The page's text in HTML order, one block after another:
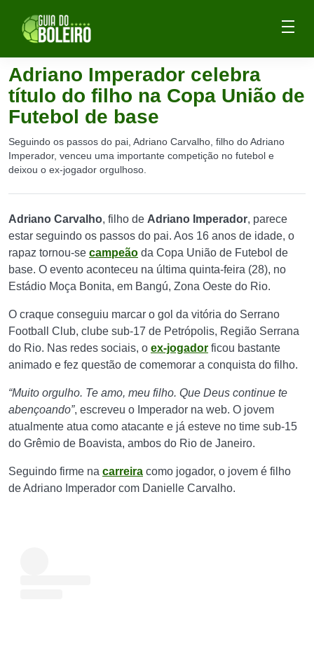
Adriano Imperador celebra
título do filho na Copa União de
Futebol de base
Seguindo os passos do pai, Adriano Carvalho, filho do Adriano
Imperador, venceu uma importante competição no futebol e
deixou o ex-jogador orgulhoso.
Adriano Carvalho, filho de Adriano Imperador, parece
estar seguindo os passos do pai. Aos 16 anos de idade, o
rapaz tornou-se campeão da Copa União de Futebol de
base. O evento aconteceu na última quinta-feira (28), no
Estádio Moça Bonita, em Bangú, Zona Oeste do Rio.
O craque conseguiu marcar o gol da vitória do Serrano
Football Club, clube sub-17 de Petrópolis, Região Serrana
do Rio. Nas redes sociais, o ex-jogador ficou bastante
animado e fez questão de comemorar a conquista do filho.
“Muito orgulho. Te amo, meu filho. Que Deus continue te
abençoando”, escreveu o Imperador na web. O jovem
atualmente atua como atacante e já esteve no time sub-15
do Grêmio de Boavista, ambos do Rio de Janeiro.
Seguindo firme na carreira como jogador, o jovem é filho
de Adriano Imperador com Danielle Carvalho.